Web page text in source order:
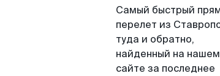
Самый быстрый
перелет из
туда и обратно,
найденный на нашем
сайте за последнее